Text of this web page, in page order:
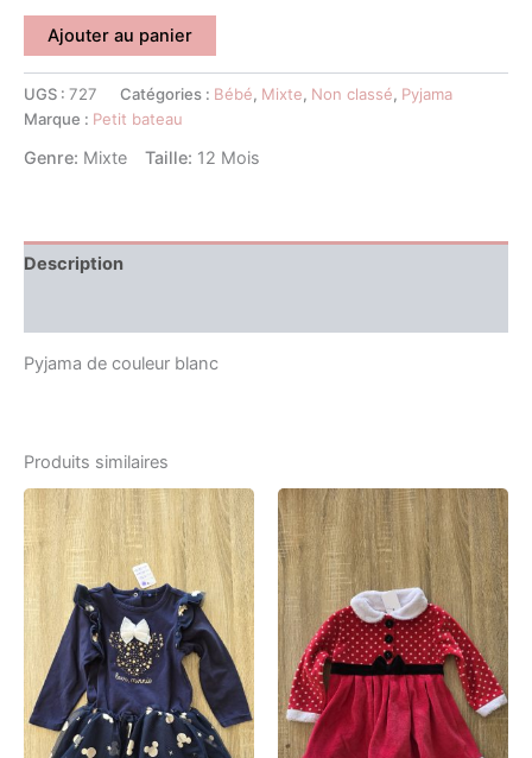
Ajouter au panier
UGS : 727 Catégories : Bébé, Mixte, Non classé, Pyjama
Marque : Petit bateau
Genre: Mixte Taille: 12 Mois
Description
Pyjama de couleur blanc
Produits similaires